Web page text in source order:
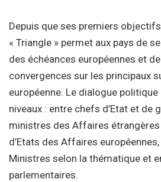
Depuis que ses premiers
« Triangle » permet aux pays de
des échéances européennes et
convergences sur les principaux
européenne. Le dialogue politique
niveaux : entre chefs d’Etat et de
ministres des Affaires
d’Etats des Affaires
Ministres selon la thématique et
parlementaires.